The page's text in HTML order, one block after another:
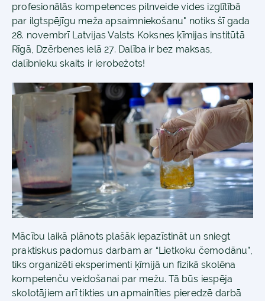
profesionālās kompetences pilnveide vides izglītībā
par ilgtspējīgu meža apsaimniekošanu" notiks šī gada
28. novembrī Latvijas Valsts Koksnes ķīmijas institūtā
Rīgā, Dzērbenes ielā 27. Dalība ir bez maksas,
dalībnieku skaits ir ierobežots!
Mācību laikā plānots plašāk iepazīstināt un sniegt
praktiskus padomus darbam ar “Lietkoku čemodānu”,
tiks organizēti eksperimenti ķīmijā un fizikā skolēna
kompetenču veidošanai par mežu. Tā būs iespēja
skolotājiem arī tikties un apmainīties pieredzē darbā